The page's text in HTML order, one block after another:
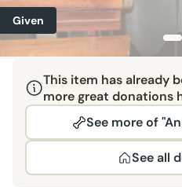
Given
This item has already
more great donations
See more of
See all